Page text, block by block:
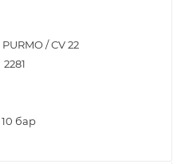
PURMO / СV 22
2281
10 бар